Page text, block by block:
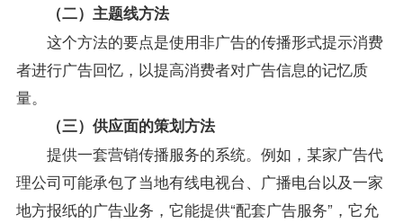
（二）主题线方法
这个方法的要点是使用非广告的传播形式提示消费
者进行广告回忆，以提高消费者对广告信息的记忆质
量。
（三）供应面的策划方法
提供一套营销传播服务的系统。例如，某家广告代
理公司可能承包了当地有线电视台、广播电台以及一家
地方报纸的广告业务，它能提供“配套广告服务”，它允